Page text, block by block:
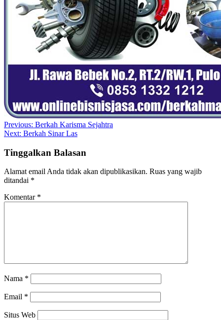
Navigasi
pos
Previous: Berkah Karisma Sejahtra
Next: Berkah Sinar Las
Tinggalkan Balasan
Alamat email Anda tidak akan dipublikasikan. Ruas yang wajib
ditandai *
Komentar *
Nama *
Email *
Situs Web